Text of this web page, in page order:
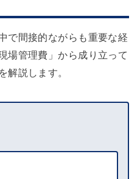
で間接的ながらも重要な経
場管理費」から成り立って
解説します。